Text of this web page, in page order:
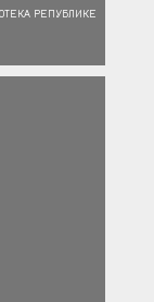
РЕПУБЛИКЕ